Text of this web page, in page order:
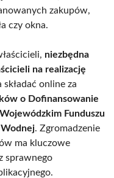
zakupów,
czy okna.
niezbędna
na realizację
online za
o Dofinansowanie
Wojewódzkim Funduszu
. Zgromadzenie
ma kluczowe
sprawnego